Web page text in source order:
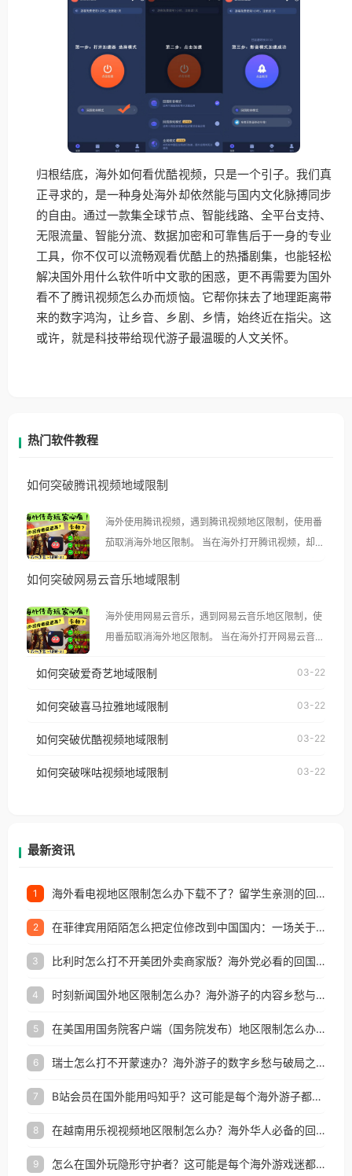
归根结底，海外如何看优酷视频，只是一个引子。我们真
正寻求的，是一种身处海外却依然能与国内文化脉搏同步
的自由。通过一款集全球节点、智能线路、全平台支持、
无限流量、智能分流、数据加密和可靠售后于一身的专业
工具，你不仅可以流畅观看优酷上的热播剧集，也能轻松
解决国外用什么软件听中文歌的困惑，更不再需要为国外
看不了腾讯视频怎么办而烦恼。它帮你抹去了地理距离带
来的数字鸿沟，让乡音、乡剧、乡情，始终近在指尖。这
或许，就是科技带给现代游子最温暖的人文关怀。
热门软件教程
如何突破腾讯视频地域限制
海外使用腾讯视频，遇到腾讯视频地区限制，使用番
茄取消海外地区限制。 当在海外打开腾讯视频，却突
示语。 海外用户如香港、澳门、台湾、美国、加拿
像其他音乐平台一样，出现地区及版权限制问题，且
仅能在中国大陆地区播放。 遇到这个问题的朋友们，
台湾、美国、加拿大、澳大利亚、欧洲等国家和地区
权限制所困扰。
如何突破网易云音乐地域限制
海外使用网易云音乐，遇到网易云音乐地区限制，使
用番茄取消海外地区限制。 当在海外打开网易云音
播放”的提示语。 海外用户如香港、澳门、台湾、美
制问题，且仅能在中国大陆地区播放。 遇到这个问题
户收听网易云音乐地区版权限制」的问题，无论人在
如何突破爱奇艺地域限制 03-22
如何突破喜马拉雅地域限制 03-22
如何突破优酷视频地域限制 03-22
如何突破咪咕视频地域限制 03-22
最新资讯
1 海外看电视地区限制怎么办下载不了？留学生亲测的回国加速方案（附2026世界杯观赛技巧）
2 在菲律宾用陌陌怎么把定位修改到中国国内：一场关于归属感与连接的探索
3 比利时怎么打不开美团外卖商家版？海外党必看的回国加速全攻略
4 时刻新闻国外地区限制怎么办？海外游子的内容乡愁与破局之路
5 在美国用国务院客户端（国务院发布）地区限制怎么办？3步解决海外看国内内容难题
6 瑞士怎么打不开蒙速办？海外游子的数字乡愁与破局之路
7 B站会员在国外能用吗知乎？这可能是每个海外游子都问过的问题
8 在越南用乐视视频地区限制怎么办？海外华人必备的回国加速攻略
9 怎么在国外玩隐形守护者？这可能是每个海外游戏迷都问过的问题